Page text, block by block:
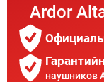
Ardor
наушников